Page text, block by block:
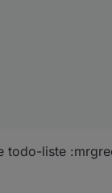
todo-liste